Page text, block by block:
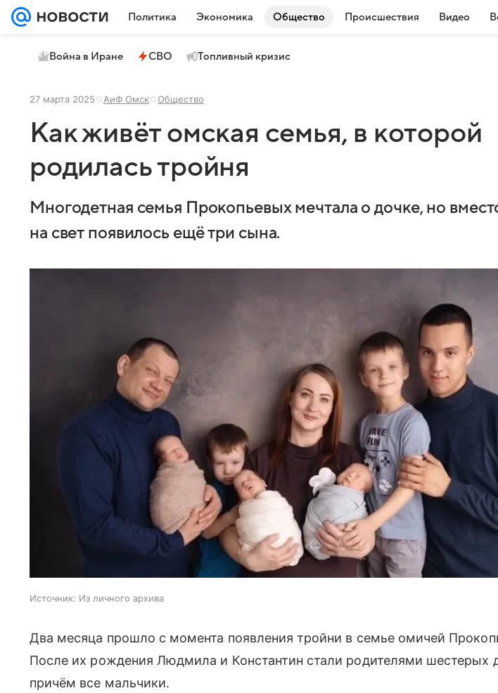
Политика Экономика Общество Происшествия Видео
Война в Иране СВО Топливный кризис
27 марта 2025 АиФ Омск Общество
Как живёт омская семья, в которой
родилась тройня
Многодетная семья Прокопьевых мечтала о дочке, но
на свет появилось ещё три сына.
Источник: Из личного архива
Два месяца прошло с момента появления тройни в семье омичей
После их рождения Людмила и Константин стали родителями шестерых
причём все мальчики.